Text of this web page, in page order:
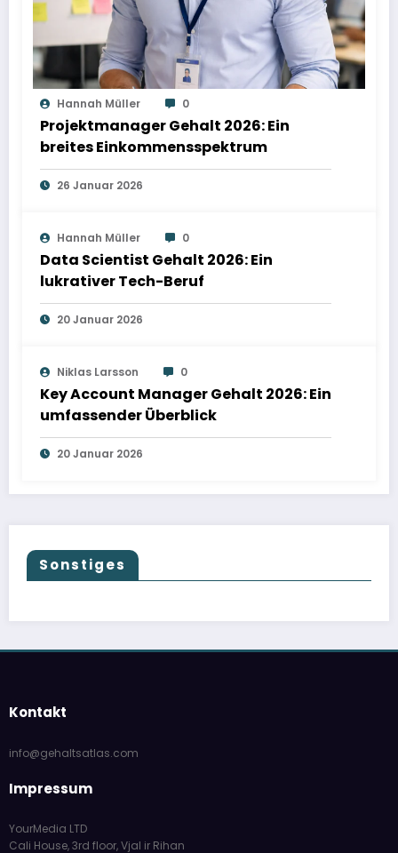
Hannah Müller 0
Projektmanager Gehalt 2026: Ein
breites Einkommensspektrum
26 Januar 2026
Hannah Müller 0
Data Scientist Gehalt 2026: Ein
lukrativer Tech-Beruf
20 Januar 2026
Niklas Larsson 0
Key Account Manager Gehalt 2026: Ein
umfassender Überblick
20 Januar 2026
Sonstiges
Kontakt
info@gehaltsatlas.com
Impressum
YourMedia LTD
Cali House, 3rd floor, Vjal ir Rihan